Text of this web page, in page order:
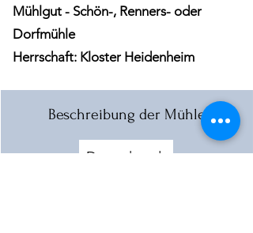
Mühlgut - Schön-, Renners- oder
Dorfmühle
Herrschaft: Kloster Heidenheim
Beschreibung der Mühle
Download